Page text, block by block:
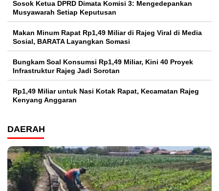
Sosok Ketua DPRD Dimata Komisi 3: Mengedepankan
Musyawarah Setiap Keputusan
Makan Minum Rapat Rp1,49 Miliar di Rajeg Viral di Media
Sosial, BARATA Layangkan Somasi
Bungkam Soal Konsumsi Rp1,49 Miliar, Kini 40 Proyek
Infrastruktur Rajeg Jadi Sorotan
Rp1,49 Miliar untuk Nasi Kotak Rapat, Kecamatan Rajeg
Kenyang Anggaran
DAERAH